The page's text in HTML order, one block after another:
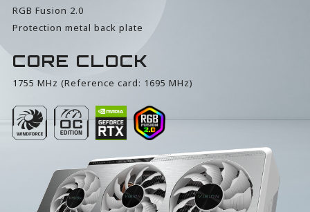
RGB Fusion 2.0
Protection metal back plate
CORE CLOCK
1755 MHz (Reference card: 1695 MHz)